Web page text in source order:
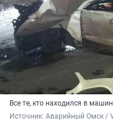
Все те, кто находился в
Источник: Аварийный Омск /